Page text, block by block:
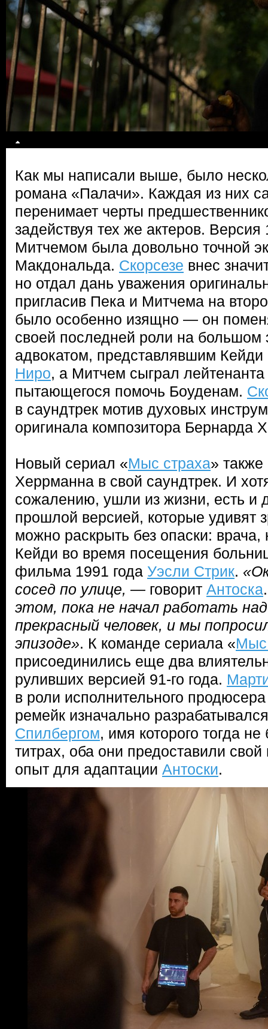
Как мы написали выше, было
романа «Палачи». Каждая из них
перенимает черты
задействуя тех же актеров.
Митчемом была довольно точной
Макдональда. Скорсезе внес
но отдал дань уважения
пригласив Пека и Митчема на
было особенно изящно — он
своей последней роли на большом
адвокатом, представлявшим
Ниро, а Митчем сыграл
пытающегося помочь Боуденам.
в саундтрек мотив духовых
оригинала композитора Бернарда
Новый сериал «Мыс страха» также
Херрманна в свой саундтрек. И
сожалению, ушли из жизни, есть и
прошлой версией, которые удивят
можно раскрыть без опаски: врача,
Кейди во время посещения
фильма 1991 года Уэсли Стрик.
сосед по улице, — говорит Антоска
этом, пока не начал работать
прекрасный человек, и мы
эпизоде». К команде сериала «Мыс
присоединились еще два
руливших версией 91-го года.
в роли исполнительного
ремейк изначально
Спилбергом, имя которого тогда
титрах, оба они предоставили
опыт для адаптации Антоски.